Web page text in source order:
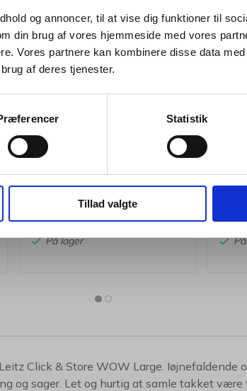
og annoncer, til at vise dig funktioner til
din brug af vores hjemmeside med vores
Vores partnere kan kombinere disse data
af deres tjenester.
Statistik
Tillad valgte
Jeg ønsker at handle som
Privat Erhverv
Opbevaringskasse Leitz
Click&Store small sort
Standard salgspris Kr. 131,25
FraKr. 99,94/ stk.
På lager
Fra
Click & Store WOW Large.
og sager. Let og hurtig at samle takket